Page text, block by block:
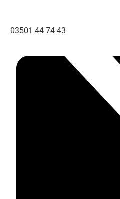
Telefon
03501 44 74 43